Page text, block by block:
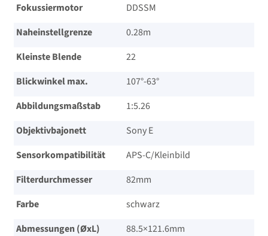
Fokussiermotor
DDSSM
Naheinstellgrenze
0.28m
Kleinste Blende
22
Blickwinkel max.
107°-63°
Abbildungsmaßstab
1:5.26
Objektivbajonett
Sony E
Sensorkompatibilität
APS-C/​Kleinbild
Filterdurchmesser
82mm
Farbe
schwarz
Abmessungen (ØxL)
88.5×121.6mm